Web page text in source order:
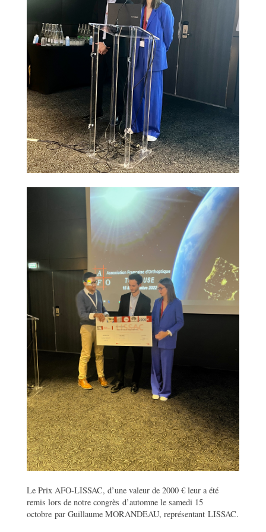
Le Prix AFO-LISSAC, d’une valeur de 2000 € leur a été
remis lors de notre congrès d’automne le samedi 15
octobre par Guillaume MORANDEAU, représentant LISSAC.